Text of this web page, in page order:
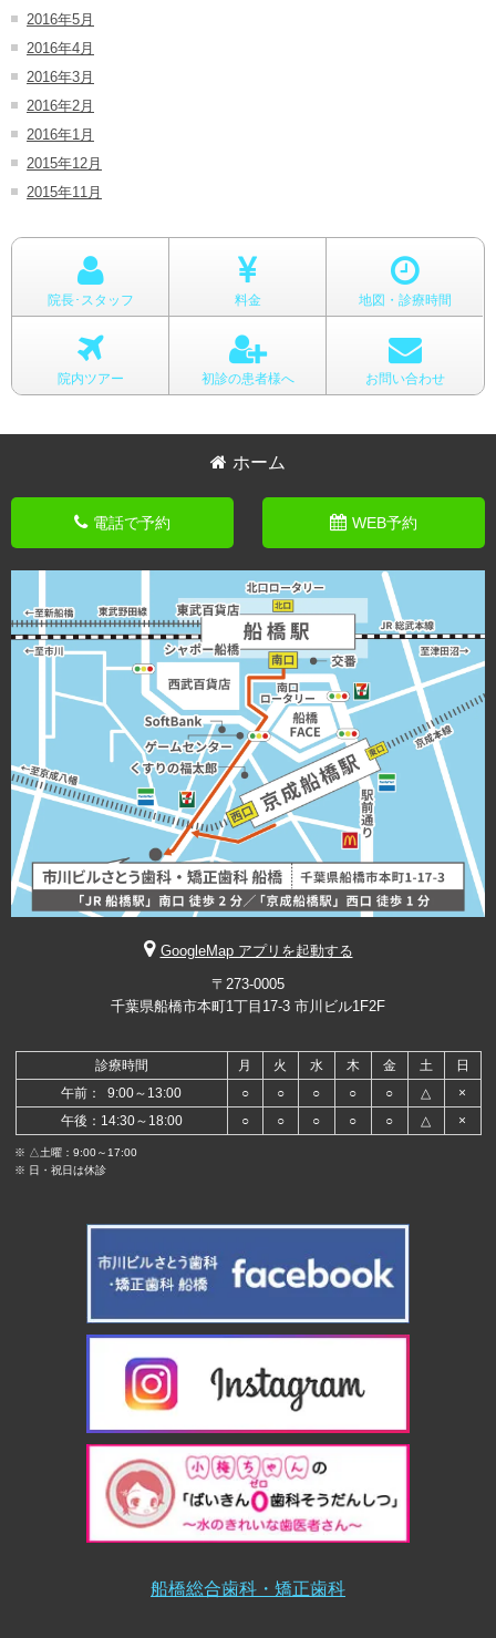
2016年5月
2016年4月
2016年3月
2016年2月
2016年1月
2015年12月
2015年11月
院長･スタッフ 料金 地図・診療時間
院内ツアー 初診の患者様へ お問い合わせ
ホーム
電話で予約 WEB予約
GoogleMap アプリを起動する
〒273-0005
千葉県船橋市本町1丁目17-3 市川ビル1F2F
診療時間 月 火 水 木 金 土
日
午前： 9:00～13:00
○ ○ ○ ○ ○ △
×
午後：14:30～18:00
○ ○ ○ ○ ○ △ ×
※ △土曜：9:00～17:00
※ 日・祝日は休診
船橋総合歯科・矯正歯科